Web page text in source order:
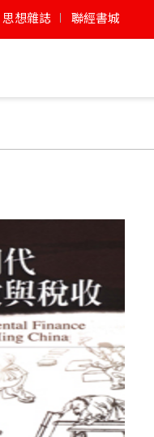
思想雜誌 聯經書城